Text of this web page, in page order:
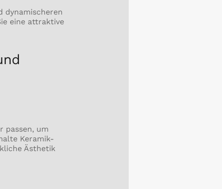
dynamischeren
eine attraktive
passen, um
Keramik-
Ästhetik